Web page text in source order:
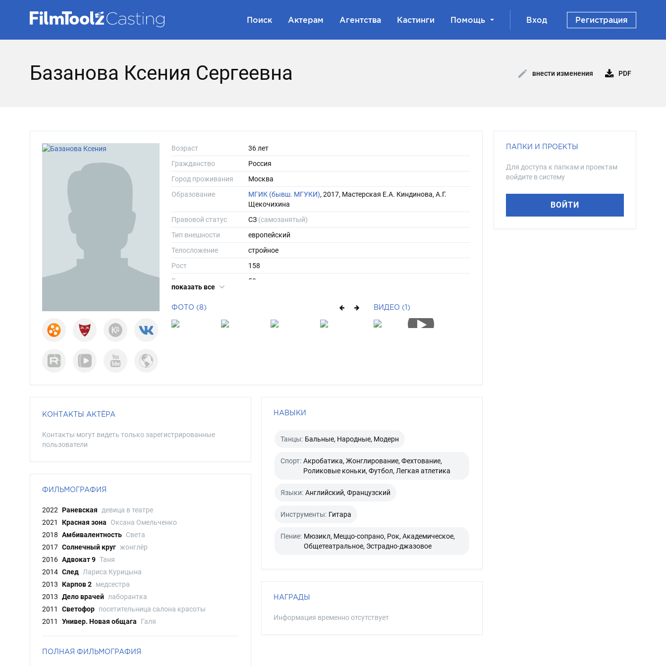
Поиск Актерам Агентства Кастинги Помощь Вход Регистрация
Базанова Ксения Сергеевна внести изменения PDF
Возраст
36 лет
Гражданство
Россия
Город проживания
Москва
Образование
МГИК (бывш. МГУКИ), 2017, Мастерская Е.А. Киндинова, А.Г.
Щекочихина
Правовой статус
СЗ (самозанятый)
Тип внешности
европейский
Телосложение
стройное
Рост
158
Вес
52
Размер обуви
Длина волос
средние
показать все
ФОТО (8) ВИДЕО (1)
КОНТАКТЫ АКТЁРА
Контакты могут видеть только зарегистрированные
пользователи
ФИЛЬМОГРАФИЯ
2022 Раневская
девица в театре
2021
Красная зона
Оксана Омельченко
2018 Амбивалентность Света
2017 Солнечный круг жонглёр
2016 Адвокат 9 Таня
2014 След Лариса Курицына
2013
Карпов 2 медсестра
2013 Дело врачей лаборантка
2011
Светофор посетительница салона красоты
2011
Универ. Новая общага Галя
ПОЛНАЯ ФИЛЬМОГРАФИЯ
НАВЫКИ
Танцы: Бальные, Народные, Модерн
Спорт: Акробатика, Жонглирование, Фехтование,
Роликовые коньки, Футбол, Легкая атлетика
Языки: Английский, Французский
Инструменты: Гитара
Пение: Мюзикл, Меццо-сопрано, Рок, Академическое,
Общетеатральное, Эстрадно-джазовое
НАГРАДЫ
Информация временно отсутствует
ПАПКИ И ПРОЕКТЫ
Для доступа к папкам и проектам
войдите в систему
ВОЙТИ